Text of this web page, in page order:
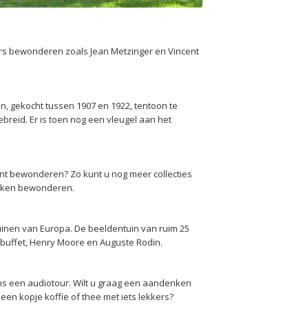
bewonderen zoals Jean Metzinger en Vincent
gekocht tussen 1907 en 1922, tentoon te
Er is toen nog een vleugel aan het
bewonderen? Zo kunt u nog meer collecties
bewonderen.
van Europa. De beeldentuin van ruim 25
Henry Moore en Auguste Rodin.
een audiotour. Wilt u graag een aandenken
kopje koffie of thee met iets lekkers?